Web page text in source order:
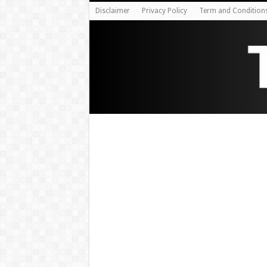
Disclaimer Privacy Policy Term and